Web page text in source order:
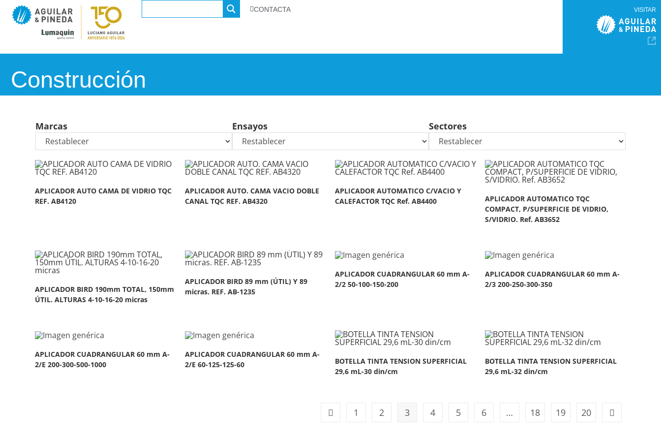
CONTACTA VISITAR
Construcción
Marcas Ensayos Sectores
APLICADOR AUTO CAMA DE VIDRIO TQC
REF. AB4120
APLICADOR AUTO. CAMA VACIO DOBLE
CANAL TQC REF. AB4320
APLICADOR AUTOMATICO C/VACIO Y
CALEFACTOR TQC Ref. AB4400
APLICADOR AUTOMATICO TQC
COMPACT, P/SUPERFICIE DE VIDRIO,
S/VIDRIO. Ref. AB3652
APLICADOR BIRD 190mm TOTAL, 150mm
ÚTIL. ALTURAS 4-10-16-20 micras
APLICADOR BIRD 89 mm (ÚTIL) Y 89
micras. REF. AB-1235
APLICADOR CUADRANGULAR 60 mm A-
2/2 50-100-150-200
APLICADOR CUADRANGULAR 60 mm A-
2/3 200-250-300-350
APLICADOR CUADRANGULAR 60 mm A-
2/E 200-300-500-1000
APLICADOR CUADRANGULAR 60 mm A-
2/E 60-125-125-60
BOTELLA TINTA TENSION SUPERFICIAL
29,6 mL-30 din/cm
BOTELLA TINTA TENSION SUPERFICIAL
29,6 mL-32 din/cm
1 2 3 4 5 6 … 18 19 20